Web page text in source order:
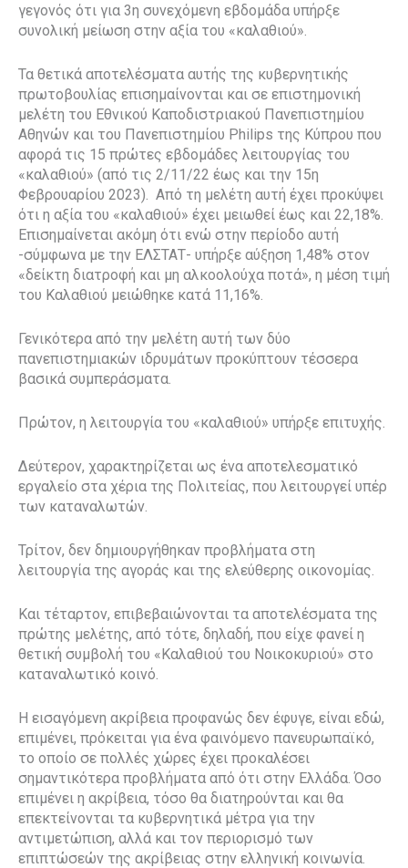
γεγονός ότι για 3η συνεχόμενη εβδομάδα υπήρξε
συνολική μείωση στην αξία του «καλαθιού».
Τα θετικά αποτελέσματα αυτής της κυβερνητικής
πρωτοβουλίας επισημαίνονται και σε επιστημονική
μελέτη του Εθνικού Καποδιστριακού Πανεπιστημίου
Αθηνών και του Πανεπιστημίου Philips της Κύπρου που
αφορά τις 15 πρώτες εβδομάδες λειτουργίας του
«καλαθιού» (από τις 2/11/22 έως και την 15η
Φεβρουαρίου 2023). Από τη μελέτη αυτή έχει προκύψει
ότι η αξία του «καλαθιού» έχει μειωθεί έως και 22,18%.
Επισημαίνεται ακόμη ότι ενώ στην περίοδο αυτή
-σύμφωνα με την ΕΛΣΤΑΤ- υπήρξε αύξηση 1,48% στον
«δείκτη διατροφή και μη αλκοολούχα ποτά», η μέση τιμή
του Καλαθιού μειώθηκε κατά 11,16%.
Γενικότερα από την μελέτη αυτή των δύο
πανεπιστημιακών ιδρυμάτων προκύπτουν τέσσερα
βασικά συμπεράσματα.
Πρώτον, η λειτουργία του «καλαθιού» υπήρξε επιτυχής.
Δεύτερον, χαρακτηρίζεται ως ένα αποτελεσματικό
εργαλείο στα χέρια της Πολιτείας, που λειτουργεί υπέρ
των καταναλωτών.
Τρίτον, δεν δημιουργήθηκαν προβλήματα στη
λειτουργία της αγοράς και της ελεύθερης οικονομίας.
Και τέταρτον, επιβεβαιώνονται τα αποτελέσματα της
πρώτης μελέτης, από τότε, δηλαδή, που είχε φανεί η
θετική συμβολή του «Καλαθιού του Νοικοκυριού» στο
καταναλωτικό κοινό.
Η εισαγόμενη ακρίβεια προφανώς δεν έφυγε, είναι εδώ,
επιμένει, πρόκειται για ένα φαινόμενο πανευρωπαϊκό,
το οποίο σε πολλές χώρες έχει προκαλέσει
σημαντικότερα προβλήματα από ότι στην Ελλάδα. Όσο
επιμένει η ακρίβεια, τόσο θα διατηρούνται και θα
επεκτείνονται τα κυβερνητικά μέτρα για την
αντιμετώπιση, αλλά και τον περιορισμό των
επιπτώσεών της ακρίβειας στην ελληνική κοινωνία.